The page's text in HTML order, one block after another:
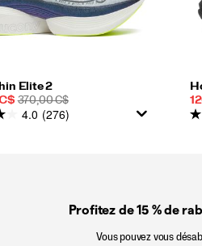
Elite 2
PRIX
DE
370,00 C$
4.0 (276)
Profitez de 15 %de
Vous pouvez vous